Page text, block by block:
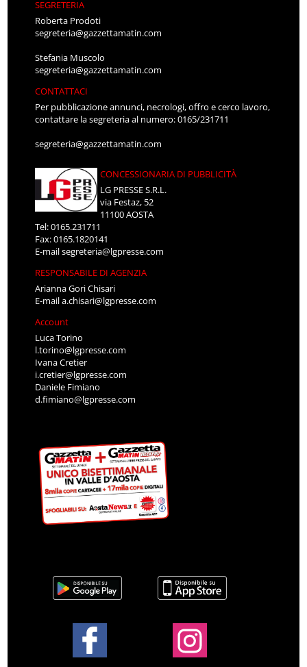
SEGRETERIA
Roberta Prodoti
segreteria@gazzettamatin.com
Stefania Muscolo
segreteria@gazzettamatin.com
CONTATTACI
Per pubblicazione annunci, necrologi, offro e cerco lavoro,
contattare la segreteria al numero: 0165/231711
segreteria@gazzettamatin.com
CONCESSIONARIA DI PUBBLICITÀ
LG PRESSE S.R.L.
via Festaz, 52
11100 AOSTA
Tel: 0165.231711
Fax: 0165.1820141
E-mailsegreteria@lgpresse.com
RESPONSABILE DI AGENZIA
Arianna Gori Chisari
E-maila.chisari@lgpresse.com
Account
Luca Torino
l.torino@lgpresse.com
Ivana Cretier
i.cretier@lgpresse.com
Daniele Fimiano
d.fimiano@lgpresse.com